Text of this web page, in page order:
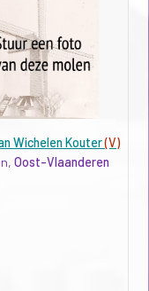
Wichelen Kouter(V)
Oost-Vlaanderen